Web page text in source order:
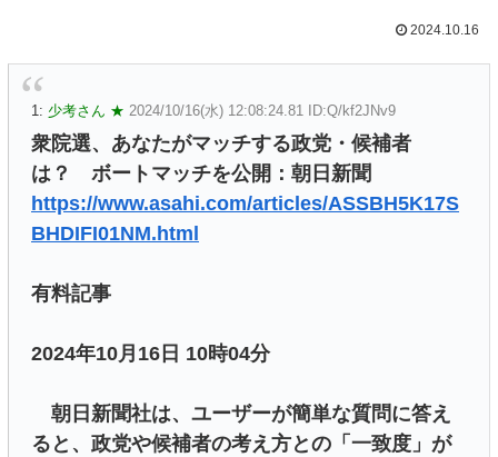
2024.10.16
1: 少考さん ★ 2024/10/16(水) 12:08:24.81 ID:Q/kf2JNv9
衆院選、あなたがマッチする政党・候補者
は？ ボートマッチを公開：朝日新聞
https://www.asahi.com/articles/ASSBH5K17S
BHDIFI01NM.html
有料記事
2024年10月16日 10時04分
朝日新聞社は、ユーザーが簡単な質問に答え
ると、政党や候補者の考え方との「一致度」が